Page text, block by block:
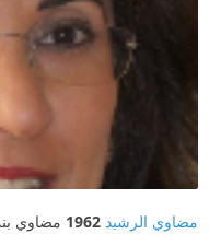
مضاوي الرشيد 1962 مضاوي